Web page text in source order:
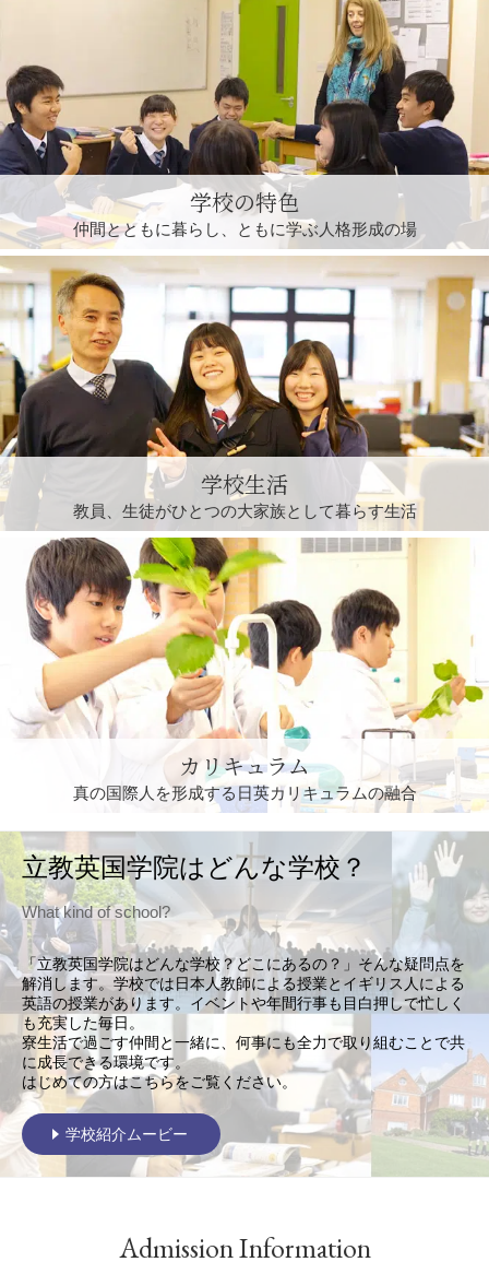
学校の特色
仲間とともに暮らし、 ともに学ぶ人格形成の場
学校生活
教員、生徒がひとつの大家族として暮らす生活
カリキュラム
真の国際人を形成する 日英カリキュラムの融合
立教英国学院はどんな学校？
What kind of school?
「立教英国学院はどんな学校？どこにあるの？」そんな疑問点を
解消します。学校では日本人教師による授業とイギリス人による
英語の授業があります。イベントや年間行事も目白押しで忙しく
も充実した毎日。
寮生活で過ごす仲間と一緒に、何事にも全力で取り組むことで共
に成長できる環境です。
はじめての方はこちらをご覧ください。
学校紹介ムービー
Admission Information